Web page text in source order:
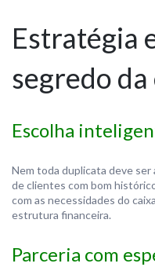
Estratégia
segredo
Escolha
Nem toda duplicata deve
de clientes com bom
com as necessidades do
estrutura financeira.
Parceria com